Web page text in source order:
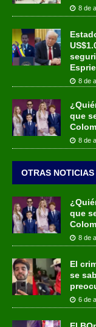
8 de
8 de
que
8 de
OTRAS NOTICIAS
que
8 de
El
se
6 de